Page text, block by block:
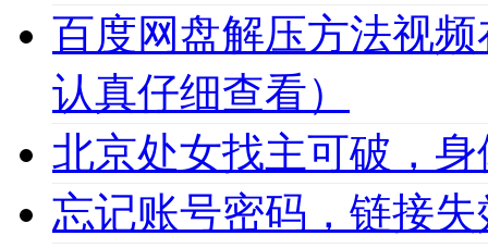
百度网盘解压方法视
认真仔细查看）
北京处女找主可破，
忘记账号密码，链接